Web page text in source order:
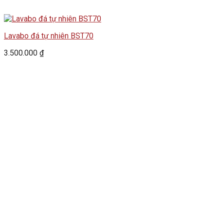
Lavabo đá tự nhiên BST70
3.500.000 ₫